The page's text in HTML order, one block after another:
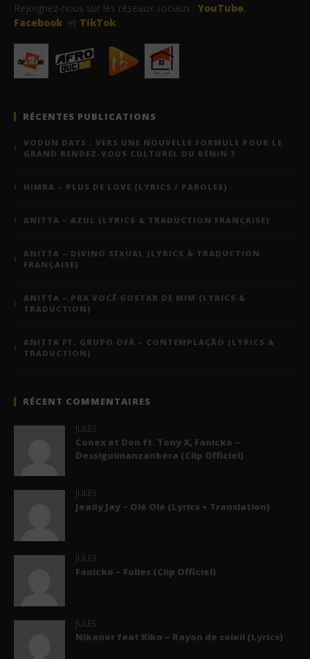
Rejoignez-nous sur les réseaux sociaux : YouTube,
Facebook et TikTok.
RÉCENTES PUBLICATIONS
VODUN DAYS : VERS UNE NOUVELLE FORMULE POUR LE
GRAND RENDEZ-VOUS CULTUREL DU BÉNIN ?
HIMRA – PLUS DE LOVE (LYRICS / PAROLES)
ANITTA – AZUL (LYRICS & TRADUCTION FRANÇAISE)
ANITTA – DIVINO SEXUAL (LYRICS & TRADUCTION
FRANÇAISE)
ANITTA – PRA VOCÊ GOSTAR DE MIM (LYRICS &
TRADUCTION)
ANITTA FT. GRUPO OFÁ – CONTEMPLAÇÃO (LYRICS &
TRADUCTION)
RÉCENT COMMENTAIRES
JULES
Conex et Don ft. Tony X, Fanicko –
Dessiguimanzanbera (Clip Officiel)
JULES
Jeady Jay – Olé Olé (Lyrics + Translation)
JULES
Fanicko – Folies (Clip Officiel)
JULES
Nikanor feat Kiko – Rayon de soleil (Lyrics)